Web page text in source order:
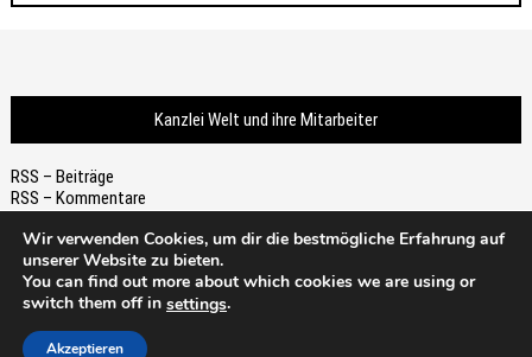
Kanzlei Welt und ihre Mitarbeiter
RSS – Beiträge
RSS – Kommentare
Thema vonScissor Themes
Wir verwenden Cookies, um dir die bestmögliche Erfahrung auf
unserer Website zu bieten.
You can find out more about which cookies we are using or
switch them off in settings.
Akzeptieren